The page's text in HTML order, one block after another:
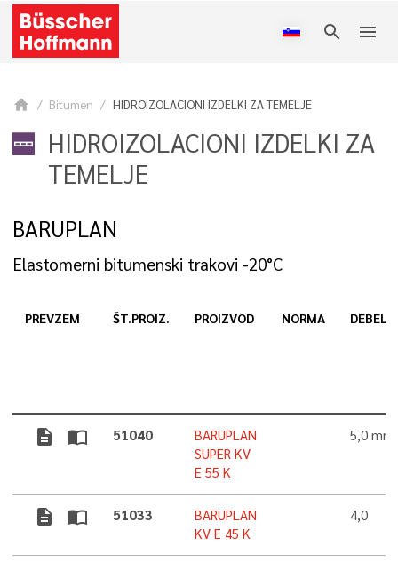
search menu
home Bitumen HIDROIZOLACIONI IZDELKI ZA TEMELJE
HIDROIZOLACIONI IZDELKI ZA
TEMELJE
BARUPLAN
Elastomerni bitumenski trakovi -20°C
PREVZEM ŠT.PROIZ. PROIZVOD NORMA
description import_contacts 51040
BARUPLAN
SUPER KV
E 55 K
5,0 mm
description import_contacts 51033
BARUPLAN
KV E 45 K
4,0